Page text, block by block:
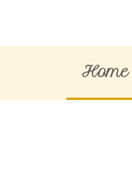
Home